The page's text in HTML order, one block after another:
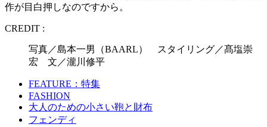
作が目白押しなのですから。
CREDIT :
写真／島本一男（BAARL） スタイリング／髙塩崇
宏 文／瀧川修平
FEATURE：特集
FASHION
大人のための小さい鞄と財布
フェンディ